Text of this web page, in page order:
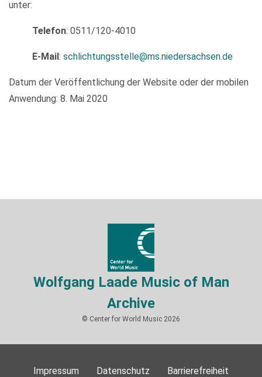
unter:
Telefon: 0511/120-4010
E-Mail : schlichtungsstelle@ms.niedersachsen.de
Datum der Veröffentlichung der Website oder der mobilen
Anwendung: 8. Mai 2020
Wolfgang Laade Music of Man
Archive
© Center for World Music 2026
Impressum Datenschutz Barrierefreiheit